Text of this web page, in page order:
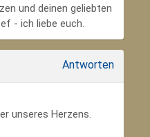
und deinen geliebten
- ich liebe euch.
Antworten
unseres Herzens.